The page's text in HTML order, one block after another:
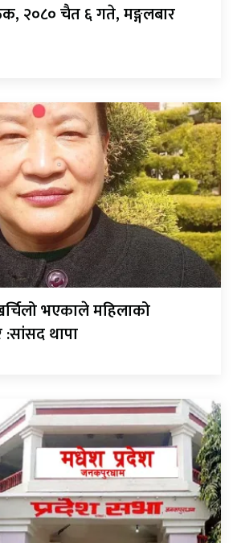
२०८० चैत ६ गते, मङ्गलबार
भएकाले महिलाको
:सांसद थापा